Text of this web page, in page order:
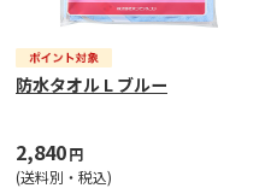
防水タオル L ブルー
2,840円
(送料別・税込)